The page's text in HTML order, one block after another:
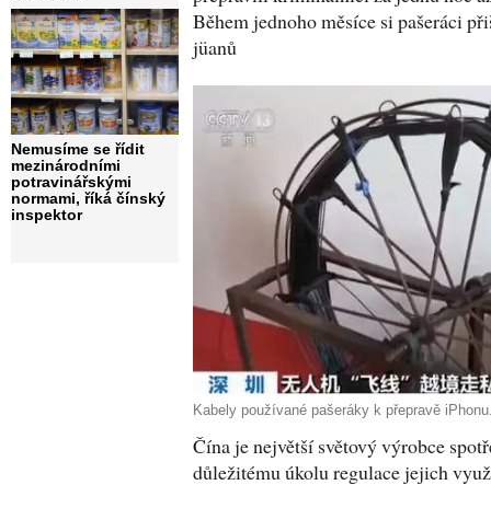
Nemusíme se řídit
mezinárodními
potravinářskými
normami, říká čínský
inspektor
Během jednoho měsíce si pašeráci
jüanů
Kabely používané pašeráky k přepravě
Čína je největší světový výrobce
důležitému úkolu regulace jejich